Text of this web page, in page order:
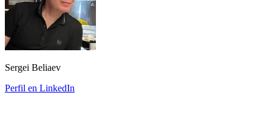
Sergei Beliaev
Perfil en LinkedIn